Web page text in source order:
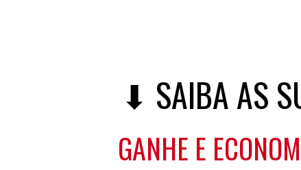
⬇ SAIBA AS
GANHE E